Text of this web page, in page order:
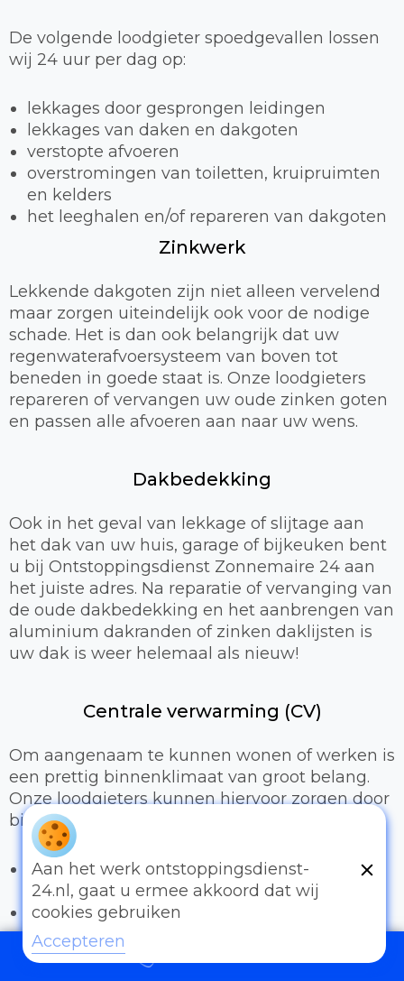
De volgende loodgieter spoedgevallen lossen
wij 24 uur per dag op:
lekkages door gesprongen leidingen
lekkages van daken en dakgoten
verstopte afvoeren
overstromingen van toiletten, kruipruimten
en kelders
het leeghalen en/of repareren van dakgoten
Zinkwerk
Lekkende dakgoten zijn niet alleen vervelend
maar zorgen uiteindelijk ook voor de nodige
schade. Het is dan ook belangrijk dat uw
regenwaterafvoersysteem van boven tot
beneden in goede staat is. Onze loodgieters
repareren of vervangen uw oude zinken goten
en passen alle afvoeren aan naar uw wens.
Dakbedekking
Ook in het geval van lekkage of slijtage aan
het dak van uw huis, garage of bijkeuken bent
u bij Ontstoppingsdienst Zonnemaire 24 aan
het juiste adres. Na reparatie of vervanging van
de oude dakbedekking en het aanbrengen van
aluminium dakranden of zinken daklijsten is
uw dak is weer helemaal als nieuw!
Centrale verwarming (CV)
Om aangenaam te kunnen wonen of werken is
een prettig binnenklimaat van groot belang.
Onze loodgieters kunnen hiervoor zorgen door
bijvoorbeeld:
Het uitbreiden of compleet installeren van
een cv-installatie
Vervangen van radiatoren/radiatorkranen
Vloerverwarming
Sanitair
Aan het werk ontstoppingsdienst-
24.nl, gaat u ermee akkoord dat wij
cookies gebruiken
Accepteren